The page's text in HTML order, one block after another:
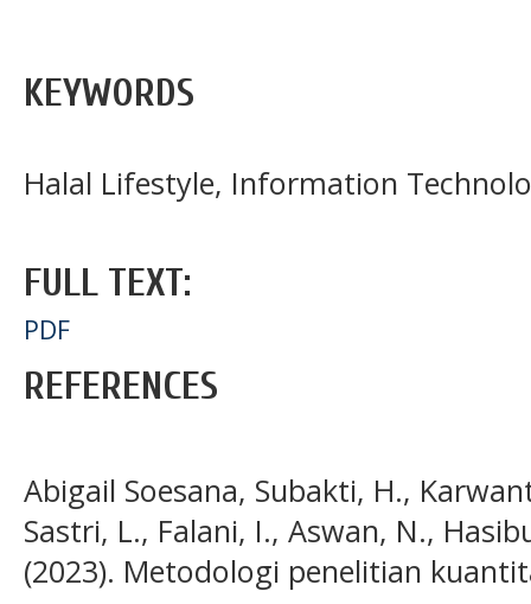
KEYWORDS
Halal Lifestyle, Information
FULL TEXT:
PDF
REFERENCES
Abigail Soesana, Subakti, H.,
Sastri, L., Falani, I., Aswan, N.,
(2023). Metodologi penelitian